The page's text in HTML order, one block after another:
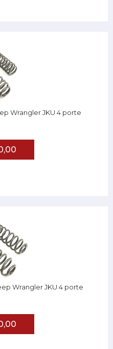
Wrangler JKU 4 porte
Wrangler JKU 4 porte